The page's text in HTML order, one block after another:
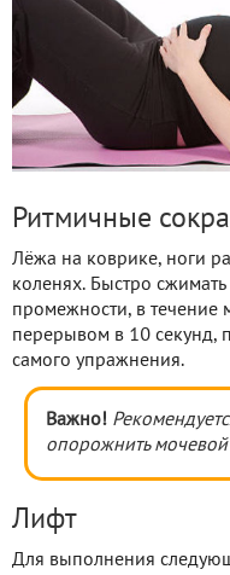
Ритмичные
Лёжа на коврике, ноги
коленях. Быстро
промежности, в течение
перерывом в 10 секунд,
самого упражнения.
Важно!
опорожнить
Лифт
Для выполнения